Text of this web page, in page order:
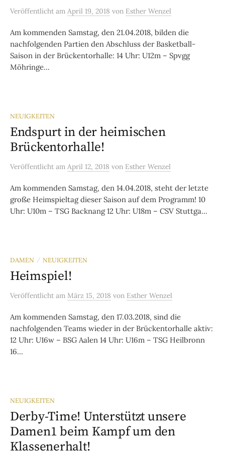
Veröffentlicht am April 19, 2018 von Esther Wenzel
Am kommenden Samstag, den 21.04.2018, bilden die
nachfolgenden Partien den Abschluss der Basketball-
Saison in der Brückentorhalle: 14 Uhr: U12m – Spvgg
Möhringe...
NEUIGKEITEN
Endspurt in der heimischen
Brückentorhalle!
Veröffentlicht am April 12, 2018 von Esther Wenzel
Am kommenden Samstag, den 14.04.2018, steht der letzte
große Heimspieltag dieser Saison auf dem Programm! 10
Uhr: U10m – TSG Backnang 12 Uhr: U18m – CSV Stuttga...
DAMEN / NEUIGKEITEN
Heimspiel!
Veröffentlicht am März 15, 2018 von Esther Wenzel
Am kommenden Samstag, den 17.03.2018, sind die
nachfolgenden Teams wieder in der Brückentorhalle aktiv:
12 Uhr: U16w – BSG Aalen 14 Uhr: U16m – TSG Heilbronn
16...
NEUIGKEITEN
Derby-Time! Unterstützt unsere
Damen1 beim Kampf um den
Klassenerhalt!